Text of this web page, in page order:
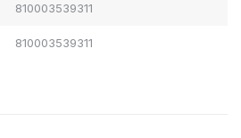
810003539311
810003539311